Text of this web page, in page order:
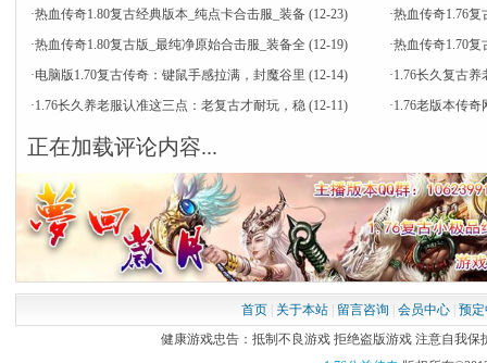
·热血传奇1.80复古经典版本_纯点卡合击服_装备 (12-23) ·热血传奇1.76复
·热血传奇1.80复古版_最纯净原始合击服_装备全 (12-19) ·热血传奇1.70
·电脑版1.70复古传奇：键鼠手感拉满，封魔谷里 (12-14) ·1.76长久复古
·1.76长久养老服认准这三点：老复古才耐玩，稳 (12-11) ·1.76老版本传
正在加载评论内容...
首页| 关于本站| 留言咨询 会员中心| 预
健康游戏忠告：抵制不良游戏 拒绝盗版游戏 注意自我保